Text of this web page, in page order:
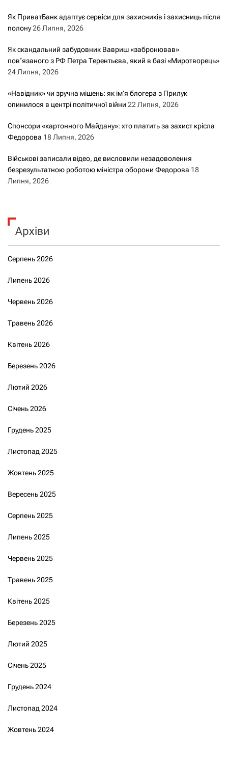
Як ПриватБанк адаптує сервіси для захисників і захисниць після
полону26 Липня, 2026
Як скандальний забудовник Вавриш «забронював»
повʼязаного з РФ Петра Терентьєва, який в базі «Миротворець»
24 Липня, 2026
«Навідник» чи зручна мішень: як ім’я блогера з Прилук
опинилося в центрі політичної війни 22 Липня, 2026
Спонсори «картонного Майдану»: хто платить за захист крісла
Федорова 18 Липня, 2026
Військові записали відео, де висловили незадоволення
безрезультатною роботою міністра оборони Федорова 18
Липня, 2026
Архіви
Серпень 2026
Липень 2026
Червень 2026
Травень 2026
Квітень 2026
Березень 2026
Лютий 2026
Січень 2026
Грудень 2025
Листопад 2025
Жовтень 2025
Вересень 2025
Серпень 2025
Липень 2025
Червень 2025
Травень 2025
Квітень 2025
Березень 2025
Лютий 2025
Січень 2025
Грудень 2024
Листопад 2024
Жовтень 2024